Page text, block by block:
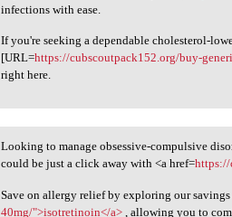
infections with ease.
If you're seeking a dependable cholesterol-
[URL=https://cubscoutpack152.org/buy-
right here.
Looking to manage obsessive
Looking to manage obsessive-compulsive
could be just a click away with <a href=
Save on allergy relief by exploring our
40mg/">isotretinoin</a> , allowing you to